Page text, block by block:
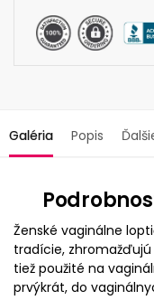
Galéria Popis
Ženské vaginálne
tradície,
tiež použité na
prvýkrát, do